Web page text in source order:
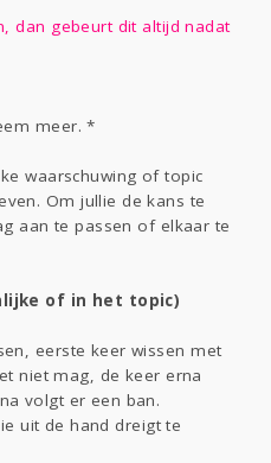
dan gebeurt dit altijd nadat
meer. *
waarschuwing of topic
Om jullie de kans te
aan te passen of elkaar te
of in het topic)
eerste keer wissen met
niet mag, de keer erna
volgt er een ban.
uit de hand dreigt te